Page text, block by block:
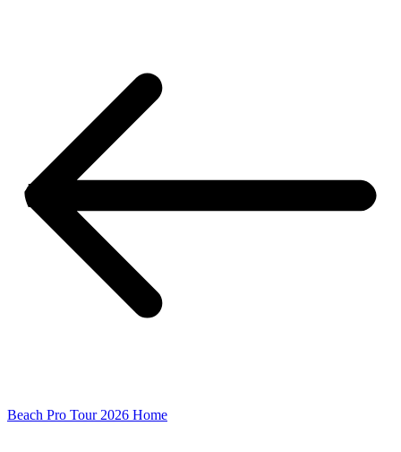
Beach Pro Tour 2026 Home